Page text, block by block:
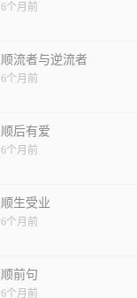
6个月前
顺流者与逆流者
6个月前
顺后有爱
6个月前
顺生受业
6个月前
顺前句
6个月前